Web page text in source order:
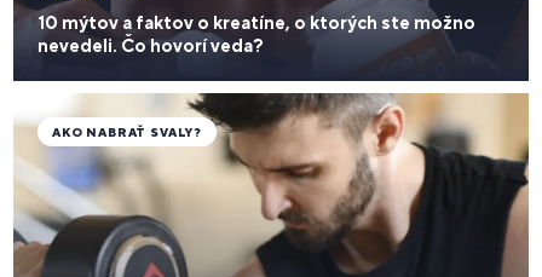
10 mýtov a faktov o kreatíne, o ktorých ste možno
nevedeli. Čo hovorí veda?
AKO NABRAŤ SVALY?